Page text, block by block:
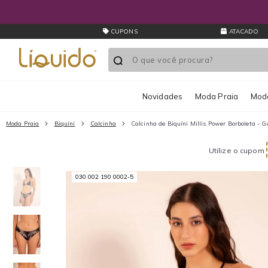
CUPONS ATACADO
Novidades Moda Praia
Moda Praia Biquíni Calcinha Calcinha de Biquíni Millis Power Borboleta -
Utilize o cupom
030 002 190 0002-5